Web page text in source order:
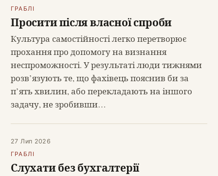
ГРАБЛІ
Просити після власної спроби
Культура самостійності легко перетворює
прохання про допомогу на визнання
неспроможності. У результаті люди тижнями
розв’язують те, що фахівець пояснив би за
п’ять хвилин, або перекладають на іншого
задачу, не зробивши…
27 Лип 2026
ГРАБЛІ
Слухати без бухгалтерії